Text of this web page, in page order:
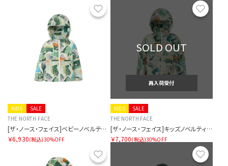
お気に入り
SALE
KIDS
THE NORTH FACE
[ザ・ノース・フェイス]ベビーノベルティコンパクトジャケット
￥6,930(税込)30%OFF
SOLD OUT
再入荷受付
SALE
KIDS
THE NORTH FACE
[ザ・ノース・フェイス]キッズノベルティコンパクトジャケット
￥7,700(税込)30%OFF
お気に入り